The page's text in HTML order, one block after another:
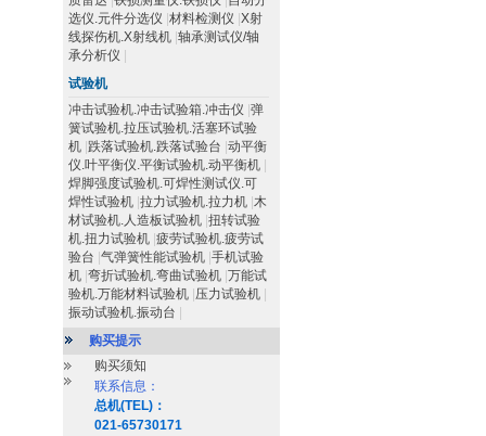
选仪.元件分选仪 材料检测仪 X射
线探伤机.X射线机 轴承测试仪/轴
承分析仪
试验机
冲击试验机.冲击试验箱.冲击仪 弹
簧试验机.拉压试验机.活塞环试验
机 跌落试验机.跌落试验台 动平衡
仪.叶平衡仪.平衡试验机.动平衡机
焊脚强度试验机.可焊性测试仪.可
焊性试验机 拉力试验机.拉力机 木
材试验机.人造板试验机 扭转试验
机.扭力试验机 疲劳试验机.疲劳试
验台 气弹簧性能试验机 手机试验
机 弯折试验机.弯曲试验机 万能试
验机.万能材料试验机 压力试验机
振动试验机.振动台
购买提示
购买须知
联系信息：
总机(TEL)：
021-65730171